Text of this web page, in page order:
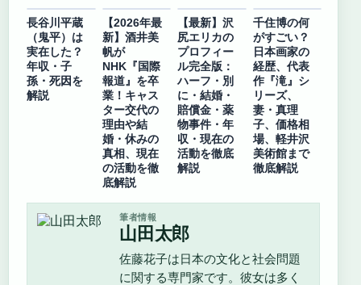
長谷川平蔵
（鬼平）は
実在した？
年収・子
孫・死因を
解説
【2026年最
新】酒井美
帆が
NHK『国際
報道』を卒
業！キャス
ター交代の
理由や結
婚・休みの
真相、現在
の活動を徹
底解説
【最新】沢
尻エリカの
プロフィー
ル完全版：
ハーフ・別
に・結婚・
賠償金・薬
物事件・年
収・現在の
活動を徹底
解説
千住博の何
がすごい？
日本画家の
経歴、代表
作『滝』シ
リーズ、
妻・真理
子、価格相
場、軽井沢
美術館まで
徹底解説
筆者情報
山田太郎
佐藤花子は日本の文化と社会問題
に関する専門家です。彼女は多く